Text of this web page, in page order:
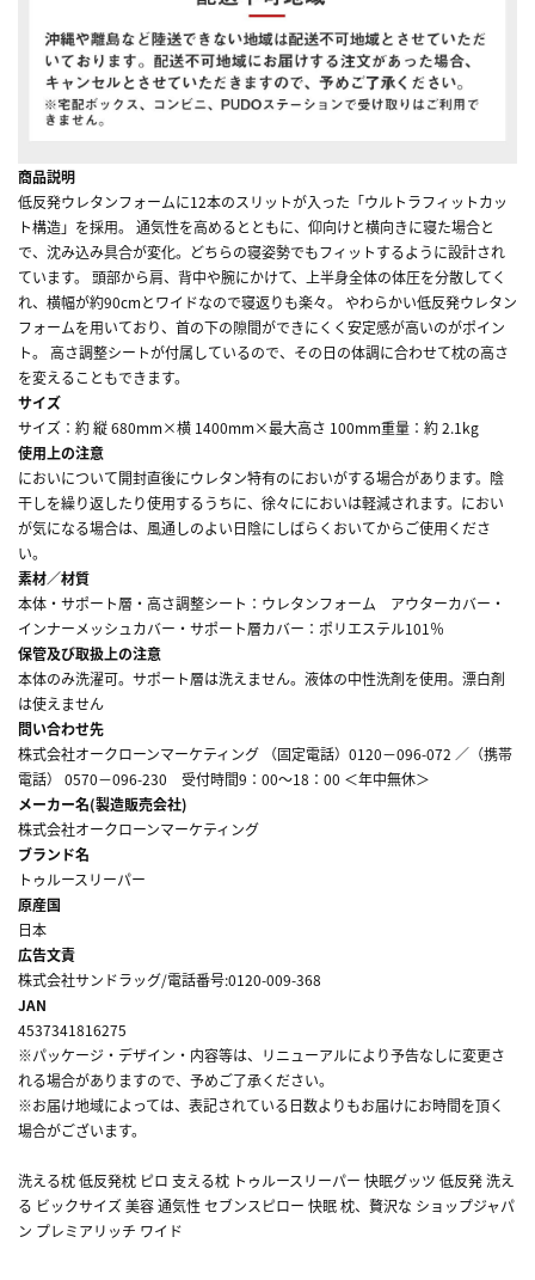
商品説明
低反発ウレタンフォームに12本のスリットが入った「ウルトラフィットカッ
ト構造」を採用。 通気性を高めるとともに、仰向けと横向きに寝た場合と
で、沈み込み具合が変化。どちらの寝姿勢でもフィットするように設計され
ています。 頭部から肩、背中や腕にかけて、上半身全体の体圧を分散してく
れ、横幅が約90cmとワイドなので寝返りも楽々。 やわらかい低反発ウレタン
フォームを用いており、首の下の隙間ができにくく安定感が高いのがポイン
ト。 高さ調整シートが付属しているので、その日の体調に合わせて枕の高さ
を変えることもできます。
サイズ
サイズ：約 縦 680mm×横 1400mm×最大高さ 100mm重量：約 2.1kg
使用上の注意
においについて開封直後にウレタン特有のにおいがする場合があります。陰
干しを繰り返したり使用するうちに、徐々ににおいは軽減されます。におい
が気になる場合は、風通しのよい日陰にしばらくおいてからご使用くださ
い。
素材／材質
本体・サポート層・高さ調整シート：ウレタンフォーム アウターカバー・
インナーメッシュカバー・サポート層カバー：ポリエステル101％
保管及び取扱上の注意
本体のみ洗濯可。サポート層は洗えません。液体の中性洗剤を使用。漂白剤
は使えません
問い合わせ先
株式会社オークローンマーケティング （固定電話）0120－096-072 ／（携帯
電話） 0570－096-230 受付時間9：00～18：00 ＜年中無休＞
メーカー名(製造販売会社)
株式会社オークローンマーケティング
ブランド名
トゥルースリーパー
原産国
日本
広告文責
株式会社サンドラッグ/電話番号:0120-009-368
JAN
4537341816275
※パッケージ・デザイン・内容等は、リニューアルにより予告なしに変更さ
れる場合がありますので、予めご了承ください。
※お届け地域によっては、表記されている日数よりもお届けにお時間を頂く
場合がございます。
洗える枕 低反発枕 ピロ 支える枕 トゥルースリーパー 快眠グッツ 低反発 洗え
る ビックサイズ 美容 通気性 セブンスピロー 快眠 枕、贅沢な ショップジャパ
ン プレミアリッチ ワイド